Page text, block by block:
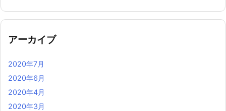
アーカイブ
2020年7月
2020年6月
2020年4月
2020年3月